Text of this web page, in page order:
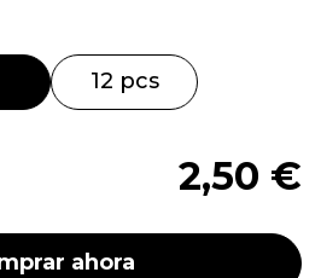
12 pcs
2,50 €
ahora